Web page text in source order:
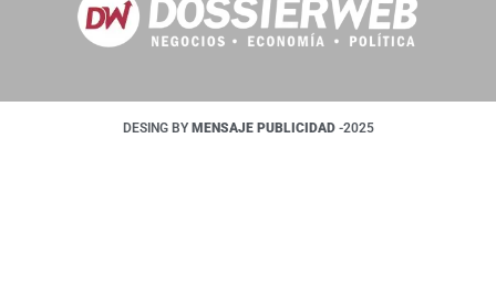
DESING BY MENSAJE PUBLICIDAD -2025